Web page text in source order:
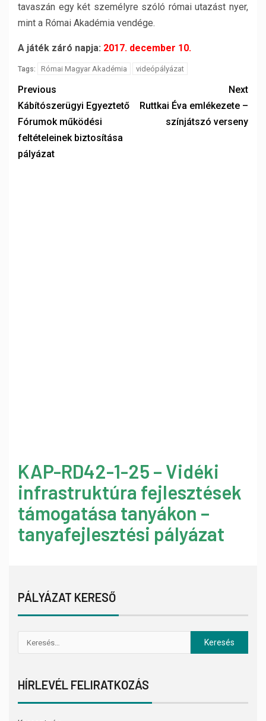
tavaszán egy két személyre szóló római utazást nyer,
mint a Római Akadémia vendége.
A játék záró napja: 2017. december 10.
Tags: Római Magyar Akadémia videópályázat
Previous
Kábítószerügyi Egyeztető
Fórumok működési
feltételeinek biztosítása
pályázat
Next
Ruttkai Éva emlékezete –
színjátszó verseny
KAP-RD42-1-25 – Vidéki
infrastruktúra fejlesztések
támogatása tanyákon –
tanyafejlesztési pályázat
PÁLYÁZAT KERESŐ
HÍRLEVÉL FELIRATKOZÁS